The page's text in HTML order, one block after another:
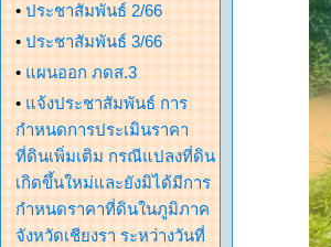
• ประชาสัมพันธ์ 2/66
• ประชาสัมพันธ์ 3/66
• แผนออก ภดส.3
• แจ้งประชาสัมพันธ์ การ
กำหนดการประเมินราคา
ที่ดินเพิ่มเติม กรณีแปลงที่ดิน
เกิดขึ้นใหม่และยังมิได้มีการ
กำหนดราคาที่ดินในภูมิภาค
จังหวัดเชียงรา ระหว่างวันที่